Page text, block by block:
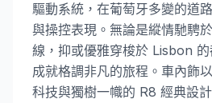
驅動系統，在葡萄牙多變的道
與操控表現。無論是縱情馳騁
線，抑或優雅穿梭於 Lisbon
成就格調非凡的旅程。車內飾
科技與獨樹一幟的 R8 經典設